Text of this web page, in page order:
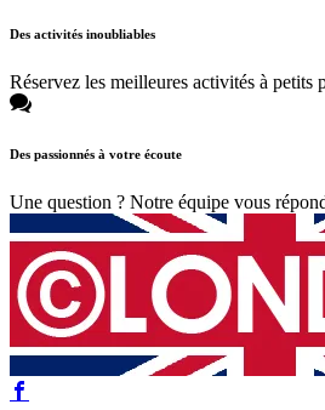
Des activités inoubliables
Réservez les meilleures activités à petits
Des passionnés à votre écoute
Une question ? Notre équipe vous